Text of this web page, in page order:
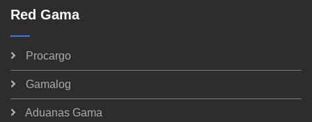
Red Gama
Procargo
Gamalog
Aduanas Gama